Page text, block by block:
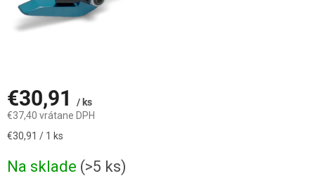
€30,91
/ ks
€37,40 vrátane DPH
Jednotková
€30,91 / 1 ks
Na sklade (>5 ks)